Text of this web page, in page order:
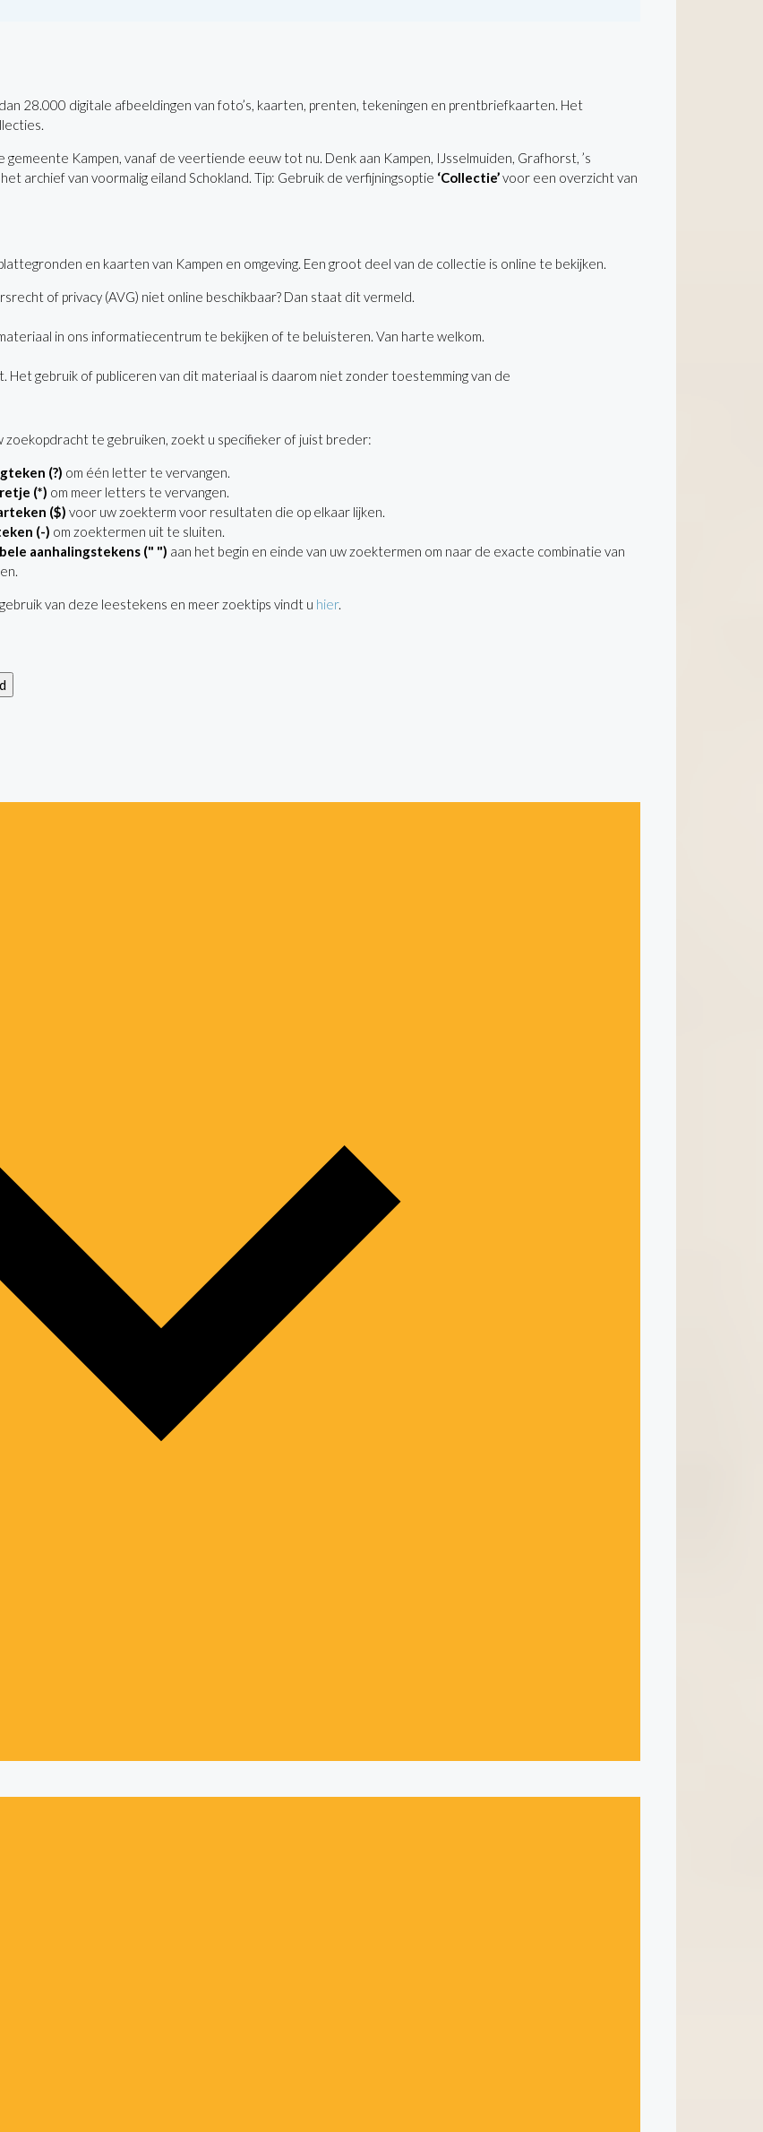
28.000 digitale afbeeldingen van foto’s, kaarten, prenten, tekeningen en prentbriefkaarten. Het
Kampen, vanaf de veertiende eeuw tot nu. Denk aan Kampen, IJsselmuiden, Grafhorst, ’s
archief van voormalig eiland Schokland. Tip: Gebruik de verfijningsoptie ‘Collectie’voor een overzicht van
en kaarten van Kampen en omgeving. Een groot deel van de collectie is online te bekijken.
of privacy (AVG) niet online beschikbaar? Dan staat dit vermeld.
in ons informatiecentrum te bekijken of te beluisteren. Van harte welkom.
gebruik of publiceren van dit materiaal is daarom niet zonder toestemming van de
zoekopdracht te gebruiken, zoekt u specifieker of juist breder:
(?) om één letter te vervangen.
(*) om meer letters te vervangen.
($) voor uw zoekterm voor resultaten die op elkaar lijken.
(-) om zoektermen uit te sluiten.
aanhalingstekens (" ") aan het begin en einde van uw zoektermen om naar de exacte combinatie van
van deze leestekens en meer zoektips vindt u hier.